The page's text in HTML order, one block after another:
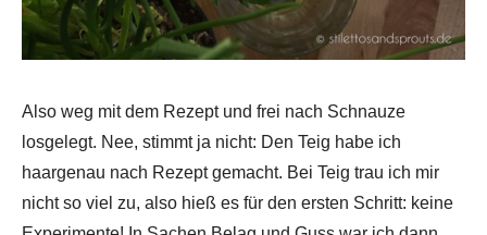
Also weg mit dem Rezept und frei nach Schnauze
losgelegt. Nee, stimmt ja nicht: Den Teig habe ich
haargenau nach Rezept gemacht. Bei Teig trau ich mir
nicht so viel zu, also hieß es für den ersten Schritt: keine